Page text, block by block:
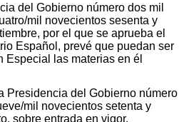
del Gobierno número dos mil
mil novecientos sesenta y
por el que se aprueba el
Español, prevé que puedan ser
las materias en él
Presidencia del Gobierno número
mil novecientos setenta y
sobre entrada en vigor,